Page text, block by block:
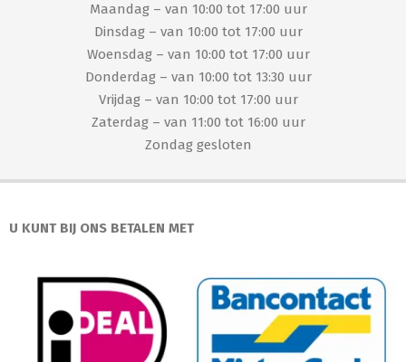
Maandag – van 10:00 tot 17:00 uur
Dinsdag – van 10:00 tot 17:00 uur
Woensdag – van 10:00 tot 17:00 uur
Donderdag – van 10:00 tot 13:30 uur
Vrijdag – van 10:00 tot 17:00 uur
Zaterdag – van 11:00 tot 16:00 uur
Zondag gesloten
U KUNT BIJ ONS BETALEN MET